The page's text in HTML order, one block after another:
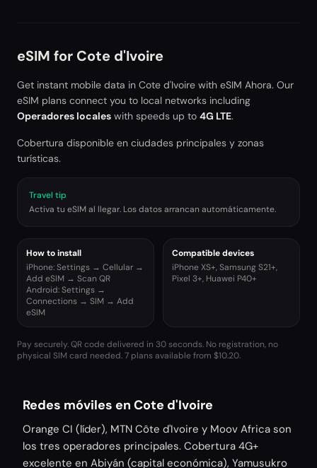
eSIM for Cote d'Ivoire
Get instant mobile data in Cote d'Ivoire with eSIM Ahora. Our
eSIM plans connect you to local networks including
Operadores locales with speeds up to 4G LTE.
Cobertura disponible en ciudades principales y zonas
turísticas.
Travel tip
Activa tu eSIM al llegar. Los datos arrancan automáticamente.
How to install
iPhone: Settings → Cellular →
Add eSIM → Scan QR
Android: Settings →
Connections → SIM → Add
eSIM
Compatible devices
iPhone XS+, Samsung S21+,
Pixel 3+, Huawei P40+
Pay securely. QR code delivered in 30 seconds. No registration, no
physical SIM card needed.7 plans available from $10.20.
Redes móviles en Cote d'Ivoire
Orange CI (líder), MTN Côte d'Ivoire y Moov Africa son
los tres operadores principales. Cobertura 4G+
excelente en Abiyán (capital económica), Yamusukro